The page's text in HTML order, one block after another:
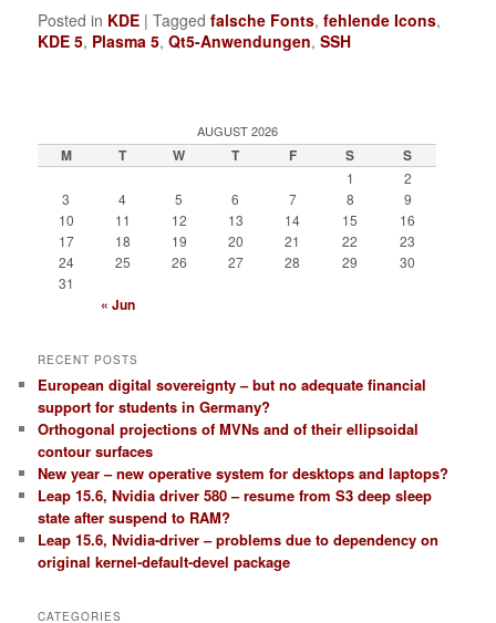
Posted in KDE |Tagged falsche Fonts,fehlende Icons,
KDE 5, Plasma 5,Qt5-Anwendungen,SSH
AUGUST 2026
M T W T F S S
1
2
3
4 5 6 7 8
9
10
11 12 13 14 15
16
17
18 19 20 21 22
23
24
25 26 27 28 29
30
31
« Jun
RECENT POSTS
European digital sovereignty – but no adequate financial
support for students in Germany?
Orthogonal projections of MVNs and of their ellipsoidal
contour surfaces
New year – new operative system for desktops and laptops?
Leap 15.6, Nvidia driver 580 – resume from S3 deep sleep
state after suspend to RAM?
Leap 15.6, Nvidia-driver – problems due to dependency on
original kernel-default-devel package
CATEGORIES